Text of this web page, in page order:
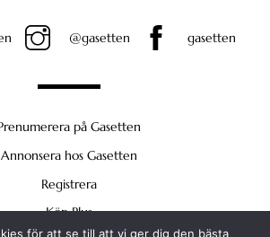
@gasetten gasetten
på Gasetten
Annonsera hos Gasetten
Registrera
Köp Plus
för att se till att vi ger dig den bästa